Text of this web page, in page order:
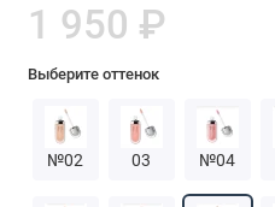
1 950 ₽
Выберите оттенок
№02 03 №04